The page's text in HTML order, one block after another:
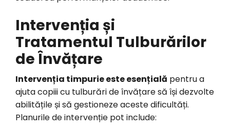
Intervenția și
Tratamentul Tulburărilor
de Învățare
Intervenția timpurie este esențială pentru a
ajuta copiii cu tulburări de învățare să își dezvolte
abilitățile și să gestioneze aceste dificultăți.
Planurile de intervenție pot include: